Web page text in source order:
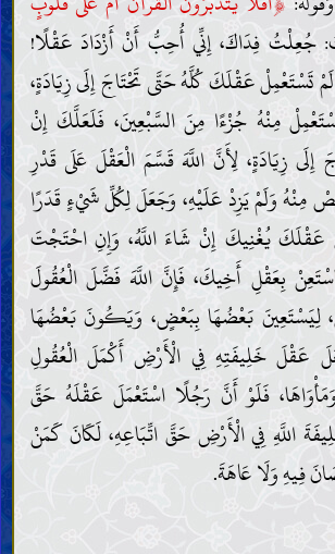
جُعِلْتُ فِدَاكَ، إِنِّي أُحِبُّ أَنْ أَزْدَادَ عَقْلًا!
تَسْتَعْمِلْ عَقْلَكَ كُلَّهُ حَتَّى تَحْتَاجَ إِلَى زِيَادَةٍ،
مِنْهُ جُزْءًا مِنَ السَّبْعِينَ، فَلَعَلَّكَ إِنْ
إِلَى زِيَادَةٍ، لِأَنَّ اللَّهَ قَسَّمَ الْعَقْلَ عَلَى قَدْرِ
مِنْهُ وَلَمْ يَزِدْ عَلَيْهِ، وَجَعَلَ لِكُلِّ شَيْءٍ قَدَرًا
عَقْلَكَ يُغْنِيكَ إِنْ شَاءَ اللَّهُ، وَإِنِ احْتَجْتَ
بِعَقْلِ أَخِيكَ، فَإِنَّ اللَّهَ فَضَّلَ الْعُقُولَ
لِيَسْتَعِينَ بَعْضُهَا بِبَعْضٍ، وَيَكُونَ بَعْضُهَا
عَقْلَ خَلِيفَتِهِ فِي الْأَرْضِ أَكْمَلَ الْعُقُولِ
فَلَوْ أَنَّ رَجُلًا اسْتَعْمَلَ عَقْلَهُ حَقَّ
اللَّهِ فِي الْأَرْضِ حَقَّ اتِّبَاعِهِ، لَكَانَ كَمَنْ
فِيهِ وَلَا عَاهَةَ.